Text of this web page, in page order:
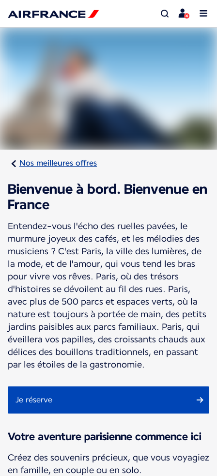
Nos meilleures offres
Bienvenue à bord. Bienvenue en
France
Entendez-vous l'écho des ruelles pavées, le
murmure joyeux des cafés, et les mélodies des
musiciens ? C'est Paris, la ville des lumières, de
la mode, et de l'amour, qui vous tend les bras
pour vivre vos rêves. Paris, où des trésors
d'histoires se dévoilent au fil des rues. Paris,
avec plus de 500 parcs et espaces verts, où la
nature est toujours à portée de main, des petits
jardins paisibles aux parcs familiaux. Paris, qui
éveillera vos papilles, des croissants chauds aux
délices des bouillons traditionnels, en passant
par les étoiles de la gastronomie.
Je réserve
Votre aventure parisienne commence ici
Créez des souvenirs précieux, que vous voyagiez
en famille, en couple ou en solo.